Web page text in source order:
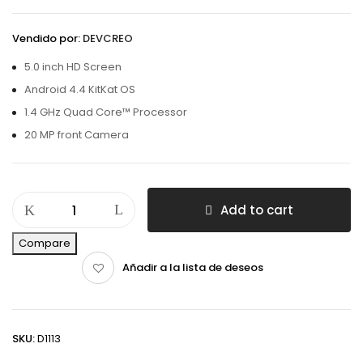
Vendido por: DEVCREO
5.0 inch HD Screen
Android 4.4 KitKat OS
1.4 GHz Quad Core™ Processor
20 MP front Camera
Add to cart
Compare
Añadir a la lista de deseos
SKU:D1113